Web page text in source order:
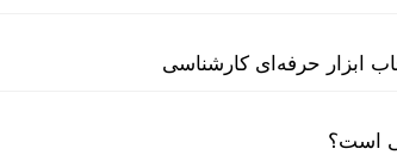
ابزار حرفه‌ای کارشناسی
است؟